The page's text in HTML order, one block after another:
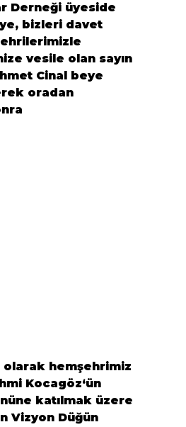
Derneği üyeside
bizleri davet
vesile olan sayın
Cinal beye
oradan
hemşehrimiz
Kocagöz‘ün
katılmak üzere
Vizyon Düğün